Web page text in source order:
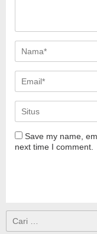
Save my name,
next time I comment.
untuk: